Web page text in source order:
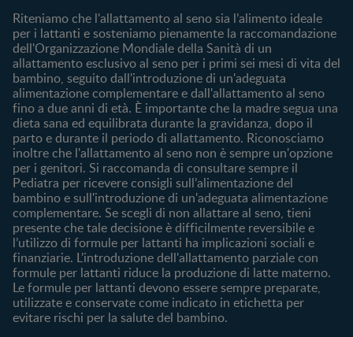
FAQ
Contattaci
Chi Siamo
Accedi/registrati
Acquista
Cerca prodotto
I nostri brand
Cerca un negozio
Riteniamo che l'allattamento al seno sia l’alimento ideale
per i lattanti e sosteniamo pienamente la raccomandazione
dell'Organizzazione Mondiale della Sanità di un
allattamento esclusivo al seno per i primi sei mesi di vita del
bambino, seguito dall'introduzione di un'adeguata
alimentazione complementare e dall'allattamento al seno
fino a due anni di età. È importante che la madre segua una
dieta sana ed equilibrata durante la gravidanza, dopo il
parto e durante il periodo di allattamento. Riconosciamo
inoltre che l'allattamento al seno non è sempre un'opzione
per i genitori. Si raccomanda di consultare sempre il
Pediatra per ricevere consigli sull’alimentazione del
bambino e sull'introduzione di un'adeguata alimentazione
complementare. Se scegli di non allattare al seno, tieni
presente che tale decisione è difficilmente reversibile e
l’utilizzo di formule per lattanti ha implicazioni sociali e
finanziarie. L'introduzione dell'allattamento parziale con
formule per lattanti riduce la produzione di latte materno.
Le formule per lattanti devono essere sempre preparate,
utilizzate e conservate come indicato in etichetta per
evitare rischi per la salute del bambino.